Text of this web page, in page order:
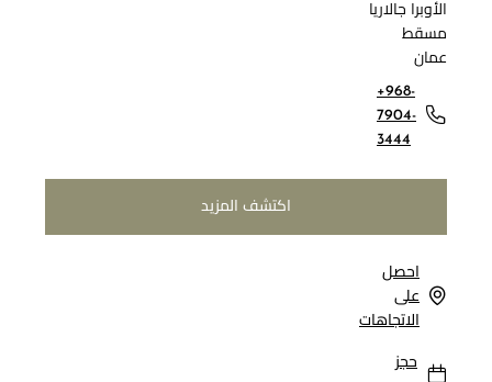
الأوبرا جالاريا
مسقط
عمان
+968-
7904-
3444
اكتشف المزيد
احصل
على
الاتجاهات
حجز